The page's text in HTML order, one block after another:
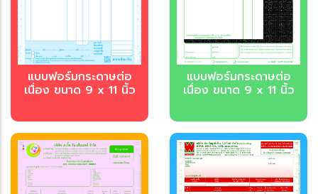
บบฟอร์มกระดาษต่อ
เนื่อง ขนาด 9 x 11 นิ้ว
บบฟอร์มกระดาษต่อ
เนื่อง ขนาด 9 x 11 นิ้ว